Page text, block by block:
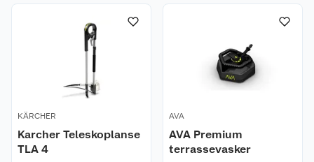
KÄRCHER
Karcher Teleskoplanse
TLA 4
AVA
AVA Premium
terrassevasker